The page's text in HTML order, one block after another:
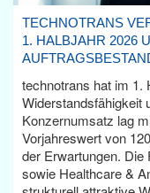
TECHNOTRANS
1. HALBJAHR 2026
technotrans hat im 1.
Widerstandsfähigkeit
Konzernumsatz lag
Vorjahreswert von
der Erwartungen.
sowie Healthcare &